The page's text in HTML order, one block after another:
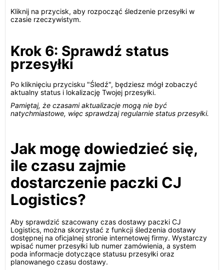
Kliknij na przycisk, aby rozpocząć śledzenie przesyłki w
czasie rzeczywistym.
Krok 6: Sprawdź status
przesyłki
Po kliknięciu przycisku "Śledź", będziesz mógł zobaczyć
aktualny status i lokalizację Twojej przesyłki.
Pamiętaj, że czasami aktualizacje mogą nie być
natychmiastowe, więc sprawdzaj regularnie status przesyłki.
Jak mogę dowiedzieć się,
ile czasu zajmie
dostarczenie paczki CJ
Logistics?
Aby sprawdzić szacowany czas dostawy paczki CJ
Logistics, można skorzystać z funkcji śledzenia dostawy
dostępnej na oficjalnej stronie internetowej firmy. Wystarczy
wpisać numer przesyłki lub numer zamówienia, a system
poda informacje dotyczące statusu przesyłki oraz
planowanego czasu dostawy.